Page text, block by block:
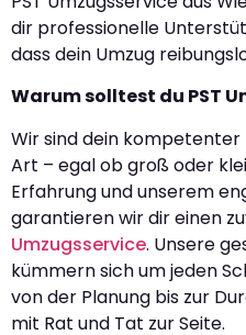
dir professionelle
dass dein Umzug
Warum solltest du PST
Wir sind dein
Art – egal ob groß oder
Erfahrung und unserem
garantieren wir dir einen
Umzugsservice. Unsere
kümmern sich um jeden
von der Planung bis zur
mit Rat und Tat zur Seite.